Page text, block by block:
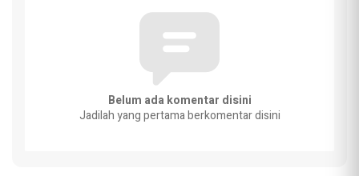
Belum ada komentar disini
Jadilah yang pertama berkomentar disini